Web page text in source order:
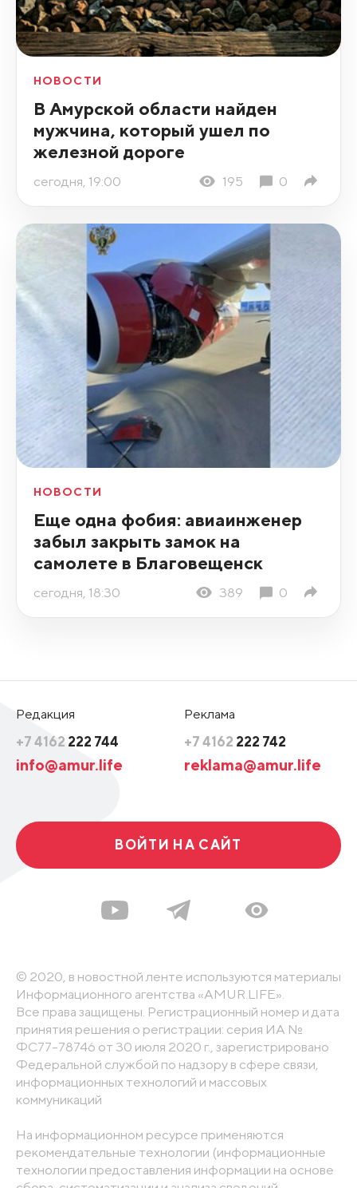
НОВОСТИ
В Амурской области найден
мужчина, который ушел по
железной дороге
сегодня, 19:00 195 0
НОВОСТИ
Еще одна фобия: авиаинженер
забыл закрыть замок на
самолете в Благовещенск
сегодня, 18:30 389 0
Редакция
+7 4162 222 744
info@amur.life
Реклама
+7 4162 222 742
reklama@amur.life
ВОЙТИ НА САЙТ
© 2020, в новостной ленте используются материалы
Информационного агентства «AMUR.LIFE».
Все права защищены. Регистрационный номер и дата
принятия решения о регистрации: серия ИА №
ФС77-78746 от 30 июля 2020 г., зарегистрировано
Федеральной службой по надзору в сфере связи,
информационных технологий и массовых
коммуникаций
На информационном ресурсе применяются
рекомендательные технологии (информационные
технологии предоставления информации на основе